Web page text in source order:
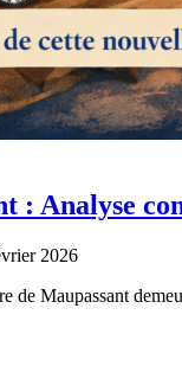
: Analyse
2026
de Maupassant